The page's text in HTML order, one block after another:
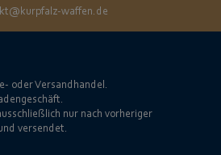
waffen.de
oder Versandhandel.
nur nach vorheriger
versendet.